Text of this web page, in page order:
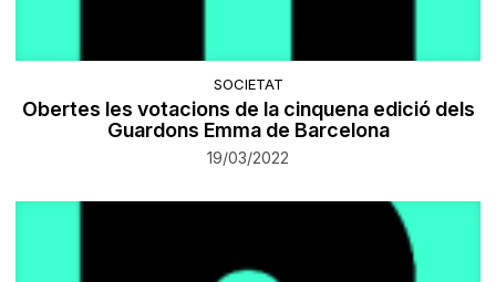
SOCIETAT
​Obertes les votacions de la cinquena edició dels
Guardons Emma de Barcelona
19/03/2022